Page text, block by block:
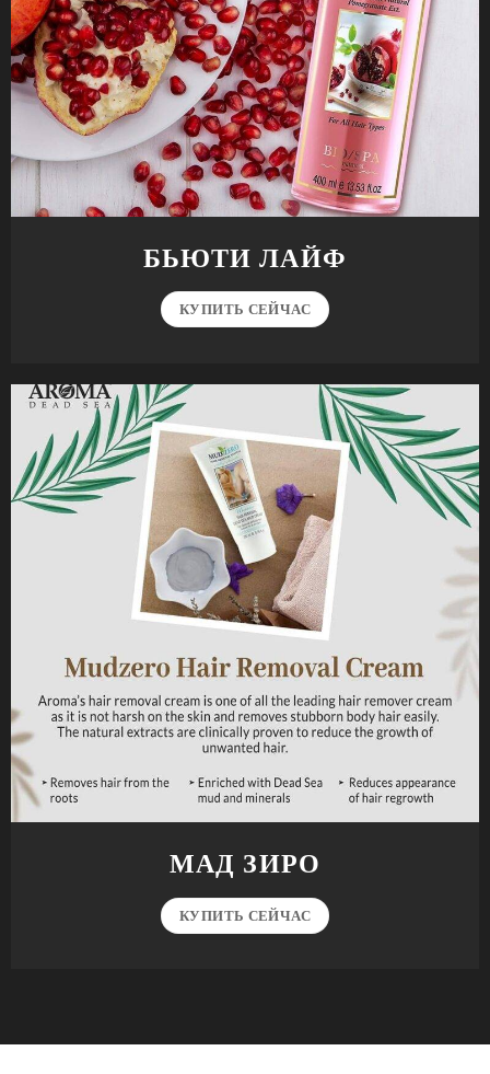
БЬЮТИ ЛАЙФ
КУПИТЬ СЕЙЧАС
МАД ЗИРО
КУПИТЬ СЕЙЧАС